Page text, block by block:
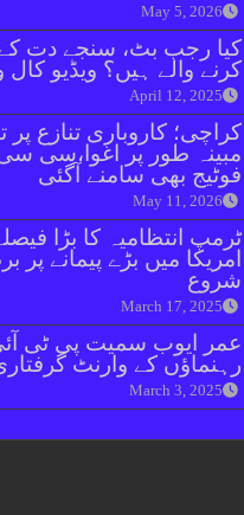
May 5, 2026
کیا رجب بٹ، سنجے دت
کرنے والے ہیں؟ ویڈیو کال
April 12, 2025
کراچی؛ کاروباری تنازع پر
مبینہ طور پر اغوا،سی
فوٹیج بھی سامنے آگئی
May 11, 2026
ٹرمپ انتظامیہ کا بڑا
امریکا میں بڑے پیمانے پر
شروع
March 17, 2025
عمر ایوب سمیت پی ٹی
رہنماؤں کے وارنٹ
March 3, 2025